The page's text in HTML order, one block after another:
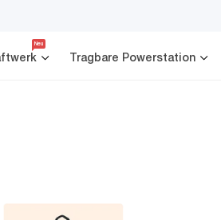
Neu
Tragbare Powerstation